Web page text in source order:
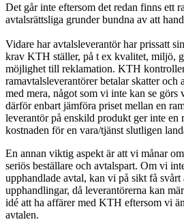
Det går inte eftersom det redan finns ett
avtalsrättsliga grunder bundna av att
Vidare har avtalsleverantör har prissatt
krav KTH ställer, på t ex kvalitet, miljö,
möjlighet till reklamation. KTH
ramavtalsleverantörer betalar skatter och
med mera, något som vi inte kan se
därför enbart jämföra priset mellan en
leverantör på enskild produkt ger inte en
kostnaden för en vara/tjänst slutligen
En annan viktig aspekt är att vi månar
seriös beställare och avtalspart. Om vi
upphandlade avtal, kan vi på sikt få
upphandlingar, då leverantörerna kan
idé att ha affärer med KTH eftersom vi
avtalen.